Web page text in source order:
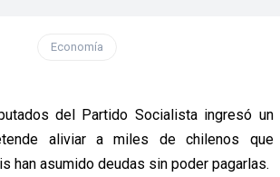
Economía
del Partido Socialista ingresó un
aliviar a miles de chilenos que
han asumido deudas sin poder pagarlas.